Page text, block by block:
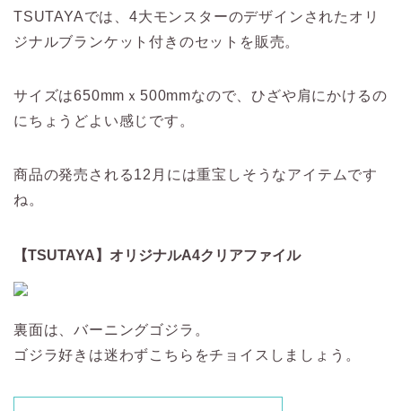
TSUTAYAでは、4大モンスターのデザインされたオリ
ジナルブランケット付きのセットを販売。
サイズは650mmｘ500mmなので、ひざや肩にかけるの
にちょうどよい感じです。
商品の発売される12月には重宝しそうなアイテムです
ね。
【TSUTAYA】オリジナルA4クリアファイル
裏面は、バーニングゴジラ。
ゴジラ好きは迷わずこちらをチョイスしましょう。